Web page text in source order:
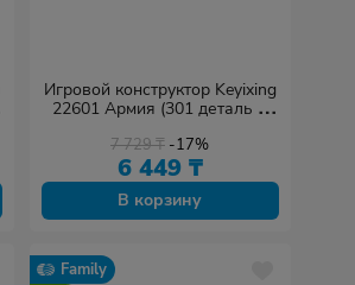
Игровой конструктор Keyixing
22601 Армия (301 деталь в
7 729₸ -17%
6 449 ₸
В корзину
Family